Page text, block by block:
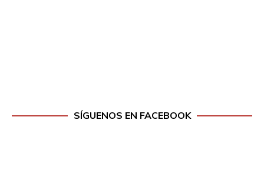
SÍGUENOS EN FACEBOOK